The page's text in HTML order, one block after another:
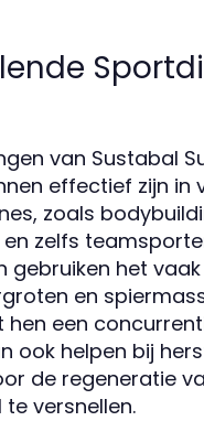
van Sustabal
effectief zijn in
zoals
zelfs
gebruiken het
en
hen een
ook helpen bij
de regeneratie
versnellen.